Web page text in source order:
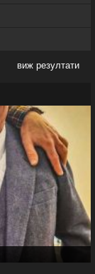
виж резултати